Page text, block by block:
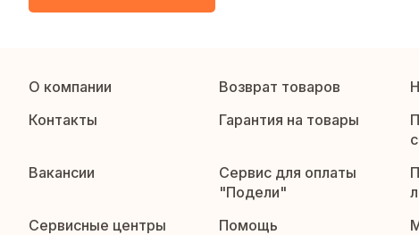
О компании Возврат товаров
Контакты
Гарантия на товары
Вакансии
Сервис для оплаты
"Подели"
Сервисные центры
Помощь